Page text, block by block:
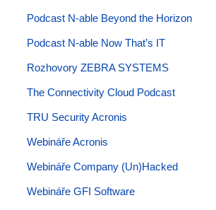
Podcast N-able Beyond the Horizon
Podcast N-able Now That’s IT
Rozhovory ZEBRA SYSTEMS
The Connectivity Cloud Podcast
TRU Security Acronis
Webináře Acronis
Webináře Company (Un)Hacked
Webináře GFI Software